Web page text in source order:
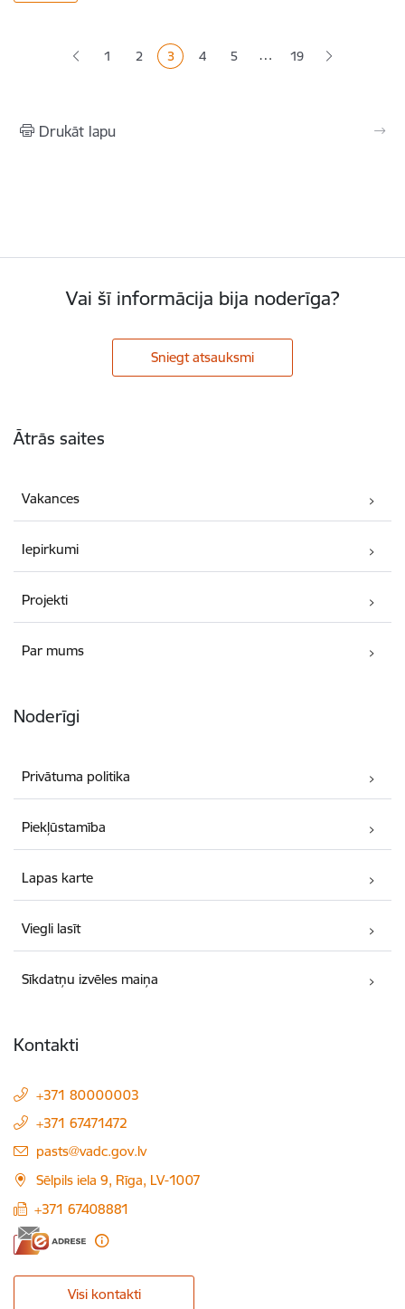
Lapa
1 Lapa
2 Pašreizējā lapa
3 Lapa
4 Lapa
5 … 19
Drukāt lapu
Vai šī informācija bija noderīga?
Sniegt atsauksmi
Ātrās saites
Vakances
Iepirkumi
Projekti
Par mums
Noderīgi
Privātuma politika
Piekļūstamība
Lapas karte
Viegli lasīt
Sīkdatņu izvēles maiņa
Kontakti
+371 80000003
+371 67471472
E-pasts:
pasts@vadc.gov.lv
Sēlpils iela 9, Rīga, LV-1007
+371 67408881
Visi kontakti